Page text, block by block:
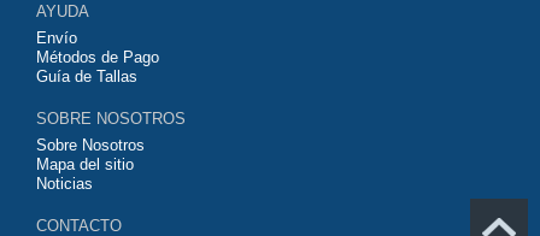
contáctanos y haremos lo posible para conseguirtela lo más barata
posible.
AYUDA
Envío
Métodos de Pago
Guía de Tallas
SOBRE NOSOTROS
Sobre Nosotros
Mapa del sitio
Noticias
CONTACTO